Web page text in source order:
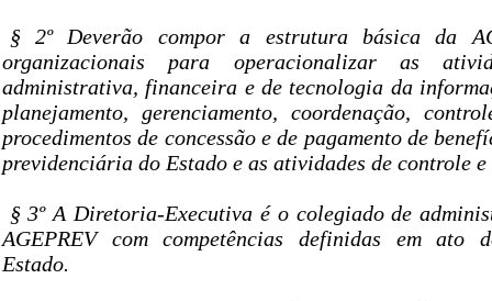
§ 2º Deverão compor a estrutura básica da
organizacionais para operacionalizar as
administrativa, financeira e de tecnologia da
planejamento, gerenciamento, coordenação,
procedimentos de concessão e de pagamento de
previdenciária do Estado e as atividades de controle
§ 3º A Diretoria-Executiva é o colegiado de
AGEPREV com competências definidas em ato
Estado.